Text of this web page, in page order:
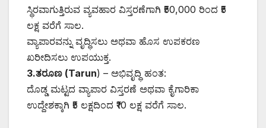
ಸ್ಥಿರವಾಗುತ್ತಿರುವ ವ್ಯವಹಾರ ವಿಸ್ತರಣೆಗಾಗಿ ₹50,000 ರಿಂದ ₹5
ಲಕ್ಷ ವರೆಗೆ ಸಾಲ.
ವ್ಯಾಪಾರವನ್ನು ವೃದ್ಧಿಸಲು ಅಥವಾ ಹೊಸ ಉಪಕರಣ
ಖರೀದಿಸಲು ಉಪಯುಕ್ತ.
3.ತರೂಣ (Tarun) – ಅಭಿವೃದ್ಧಿ ಹಂತ:
ದೊಡ್ಡ ಮಟ್ಟದ ವ್ಯಾಪಾರ ವಿಸ್ತರಣೆ ಅಥವಾ ಕೈಗಾರಿಕಾ
ಉದ್ದೇಶಕ್ಕಾಗಿ ₹5 ಲಕ್ಷದಿಂದ ₹10 ಲಕ್ಷ ವರೆಗೆ ಸಾಲ.